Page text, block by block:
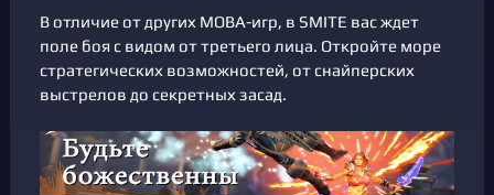
В отличие от других MOBA-игр, в SMITE вас ждет
поле боя с видом от третьего лица. Откройте море
стратегических возможностей, от снайперских
выстрелов до секретных засад.